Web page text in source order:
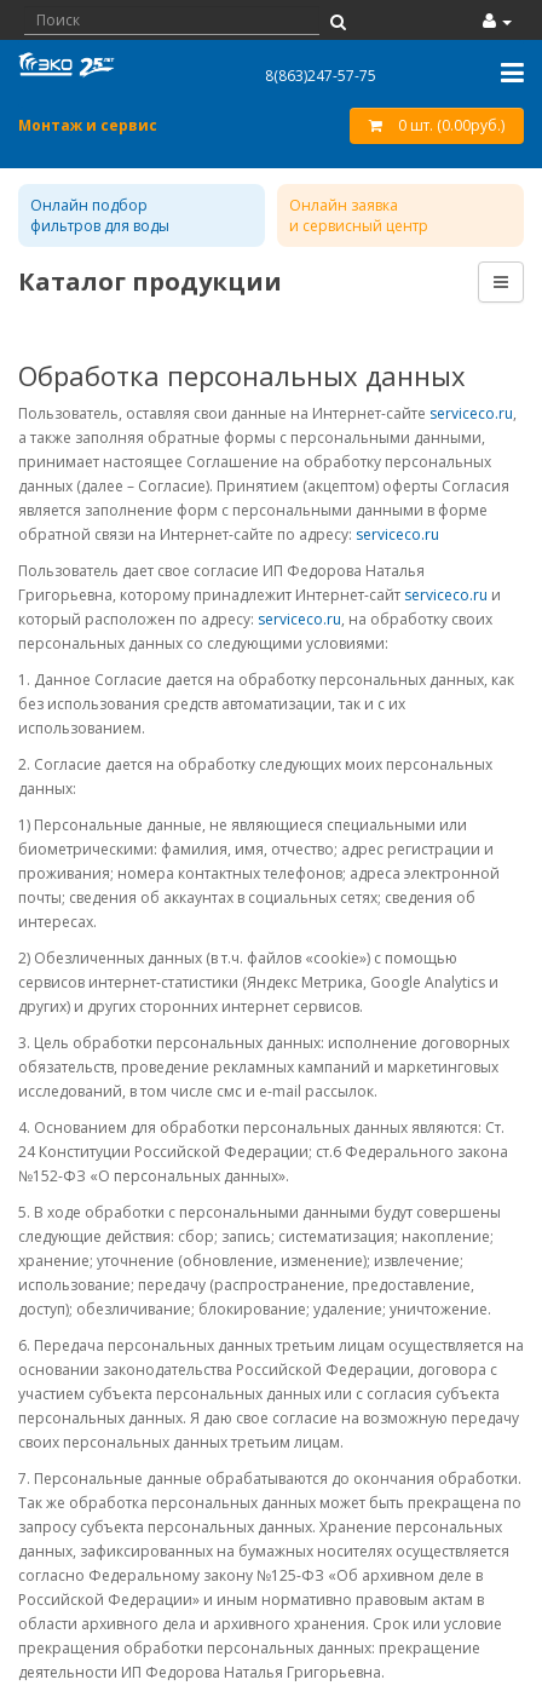
8(863)247-57-75
Монтаж и сервис 0 шт. (0.00руб.)
Онлайн подбор
фильтров для воды
Онлайн заявка
и сервисный центр
Каталог продукции
Обработка персональных данных
Пользователь, оставляя свои данные на Интернет-сайте serviceco.ru,
а также заполняя обратные формы с персональными данными,
принимает настоящее Соглашение на обработку персональных
данных (далее – Согласие). Принятием (акцептом) оферты Согласия
является заполнение форм с персональными данными в форме
обратной связи на Интернет-сайте по адресу: serviceco.ru
Пользователь дает свое согласие ИП Федорова Наталья
Григорьевна, которому принадлежит Интернет-сайт serviceco.ru и
который расположен по адресу: serviceco.ru, на обработку своих
персональных данных со следующими условиями:
1. Данное Согласие дается на обработку персональных данных, как
без использования средств автоматизации, так и с их
использованием.
2. Согласие дается на обработку следующих моих персональных
данных:
1) Персональные данные, не являющиеся специальными или
биометрическими: фамилия, имя, отчество; адрес регистрации и
проживания; номера контактных телефонов; адреса электронной
почты; сведения об аккаунтах в социальных сетях; сведения об
интересах.
2) Обезличенных данных (в т.ч. файлов «cookie») с помощью
сервисов интернет-статистики (Яндекс Метрика, Google Analytics и
других) и других сторонних интернет сервисов.
3. Цель обработки персональных данных: исполнение договорных
обязательств, проведение рекламных кампаний и маркетинговых
исследований, в том числе смс и e-mail рассылок.
4. Основанием для обработки персональных данных являются: Ст.
24 Конституции Российской Федерации; ст.6 Федерального закона
№152-ФЗ «О персональных данных».
5. В ходе обработки с персональными данными будут совершены
следующие действия: сбор; запись; систематизация; накопление;
хранение; уточнение (обновление, изменение); извлечение;
использование; передачу (распространение, предоставление,
доступ); обезличивание; блокирование; удаление; уничтожение.
6. Передача персональных данных третьим лицам осуществляется на
основании законодательства Российской Федерации, договора с
участием субъекта персональных данных или с согласия субъекта
персональных данных. Я даю свое согласие на возможную передачу
своих персональных данных третьим лицам.
7. Персональные данные обрабатываются до окончания обработки.
Так же обработка персональных данных может быть прекращена по
запросу субъекта персональных данных. Хранение персональных
данных, зафиксированных на бумажных носителях осуществляется
согласно Федеральному закону №125-ФЗ «Об архивном деле в
Российской Федерации» и иным нормативно правовым актам в
области архивного дела и архивного хранения. Срок или условие
прекращения обработки персональных данных: прекращение
деятельности ИП Федорова Наталья Григорьевна.